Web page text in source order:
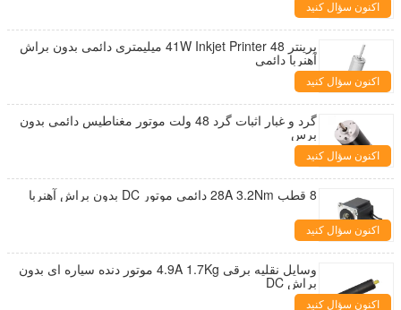
اکنون سؤال کنید
پرینتر 41W Inkjet Printer 48 میلیمتری دائمی بدون براش
آهنربا دائمی
اکنون سؤال کنید
گرد و غبار اثبات گرد 48 ولت موتور مغناطیس دائمی بدون
برس
اکنون سؤال کنید
8 قطب 28A 3.2Nm دائمی موتور DC بدون براش آهنربا
اکنون سؤال کنید
وسایل نقلیه برقی 4.9A 1.7Kg موتور دنده سیاره ای بدون
براش DC
اکنون سؤال کنید